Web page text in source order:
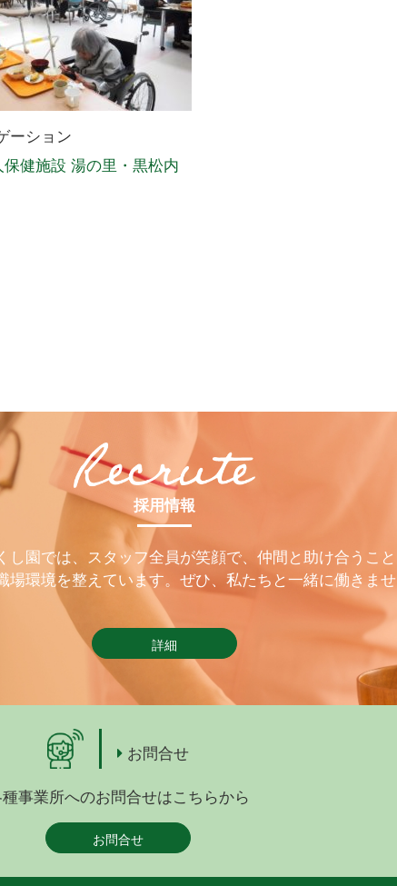
ーション
健施設 湯の里・黒松内
採用情報
し園では、スタッフ全員が笑顔で、仲間と助け合うこと
場環境を整えています。ぜひ、私たちと一緒に働きませ
詳細
お問合せ
事業所へのお問合せはこちらから
お問合せ